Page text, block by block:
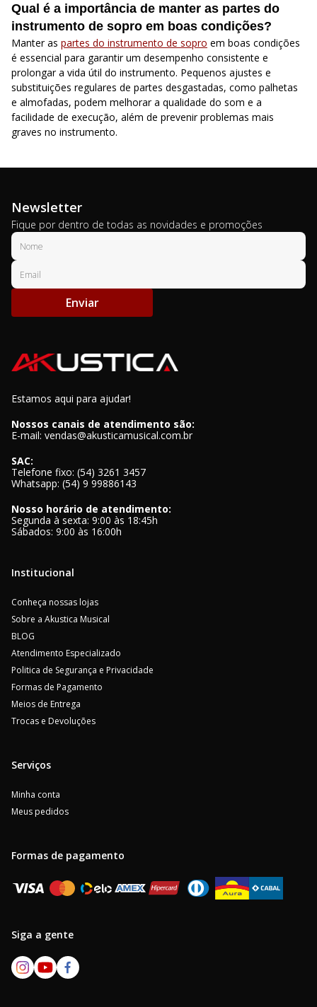
Qual é a importância de manter as partes do
instrumento de sopro em boas condições?
Manter as partes do instrumento de sopro em boas condições
é essencial para garantir um desempenho consistente e
prolongar a vida útil do instrumento. Pequenos ajustes e
substituições regulares de partes desgastadas, como palhetas
e almofadas, podem melhorar a qualidade do som e a
facilidade de execução, além de prevenir problemas mais
graves no instrumento.
Newsletter
Fique por dentro de todas as novidades e promoções
Enviar
Estamos aqui para ajudar!
Nossos canais de atendimento são:
E-mail: vendas@akusticamusical.com.br
SAC:
Telefone fixo: (54) 3261 3457
Whatsapp: (54) 9 99886143
Nosso horário de atendimento:
Segunda à sexta: 9:00 às 18:45h
Sábados: 9:00 às 16:00h
Institucional
Conheça nossas lojas
Sobre a Akustica Musical
BLOG
Atendimento Especializado
Politica de Segurança e Privacidade
Formas de Pagamento
Meios de Entrega
Trocas e Devoluções
Serviços
Minha conta
Meus pedidos
Formas de pagamento
Siga a gente